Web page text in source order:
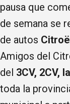
pausa que
de semana se
de autos
Amigos del
del 3CV, 2CV,
toda la